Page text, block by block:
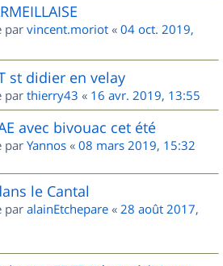
par vincent.moriot « 04 oct. 2019,
st didier en velay
par thierry43 « 16 avr. 2019, 13:55
avec bivouac cet été
par Yannos « 08 mars 2019, 15:32
le Cantal
par alainEtchepare « 28 août 2017,